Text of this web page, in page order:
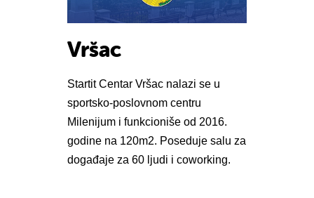
Vršac
Startit Centar Vršac nalazi se u
sportsko-poslovnom centru
Milenijum i funkcioniše od 2016.
godine na 120m2. Poseduje salu za
događaje za 60 ljudi i coworking.